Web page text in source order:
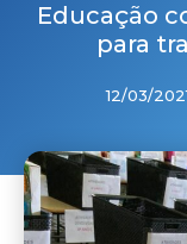
Educação
para
12/03/